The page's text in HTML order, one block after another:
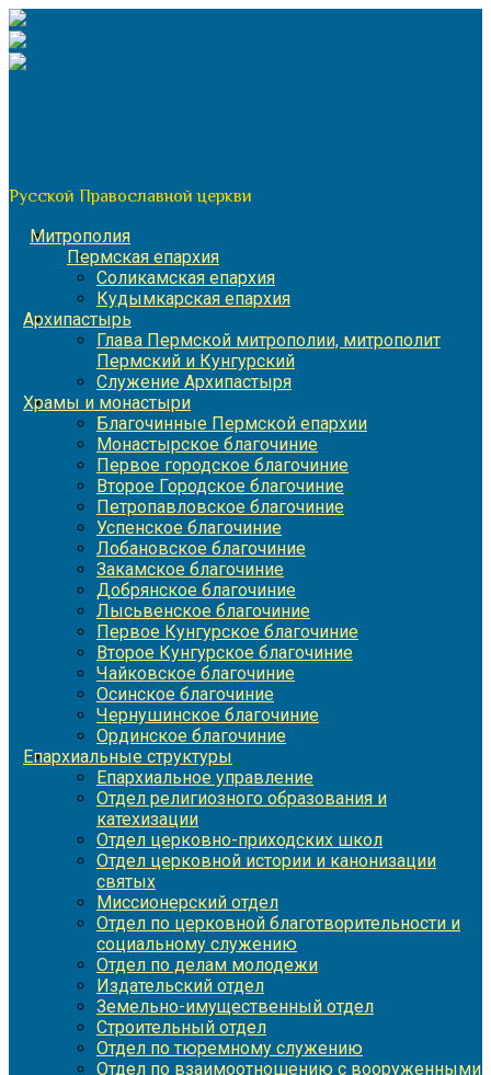
Перейти
к
содержимому
Русской Православной церкви
Митрополия
Пермская епархия
Соликамская епархия
Кудымкарская епархия
Архипастырь
Глава Пермской митрополии, митрополит
Пермский и Кунгурский
Служение Архипастыря
Храмы и монастыри
Благочинные Пермской епархии
Монастырское благочиние
Первое городское благочиние
Второе Городское благочиние
Петропавловское благочиние
Успенское благочиние
Лобановское благочиние
Закамское благочиние
Добрянское благочиние
Лысьвенское благочиние
Первое Кунгурское благочиние
Второе Кунгурское благочиние
Чайковское благочиние
Осинское благочиние
Чернушинское благочиние
Ординское благочиние
Епархиальные структуры
Епархиальное управление
Отдел религиозного образования и
катехизации
Отдел церковно-приходских школ
Отдел церковной истории и канонизации
святых
Миссионерский отдел
Отдел по церковной благотворительности и
социальному служению
Отдел по делам молодежи
Издательский отдел
Земельно-имущественный отдел
Строительный отдел
Отдел по тюремному служению
Отдел по взаимоотношению с вооруженными